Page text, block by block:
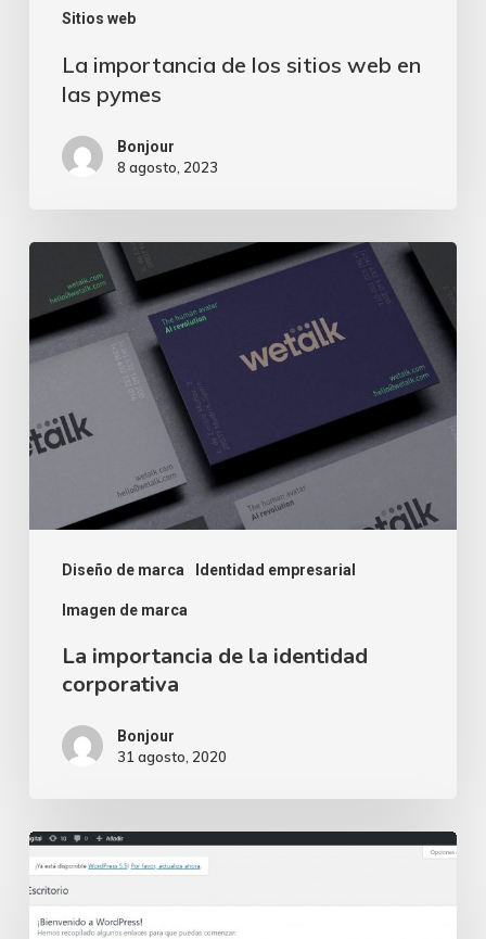
Sitios web
La importancia de los sitios web en
las pymes
Bonjour
8 agosto, 2023
Diseño de marca Identidad empresarial
Imagen de marca
importancia
la
corporativa
La importancia de la identidad
corporativa
Bonjour
31 agosto, 2020
¿Sitio
web
en